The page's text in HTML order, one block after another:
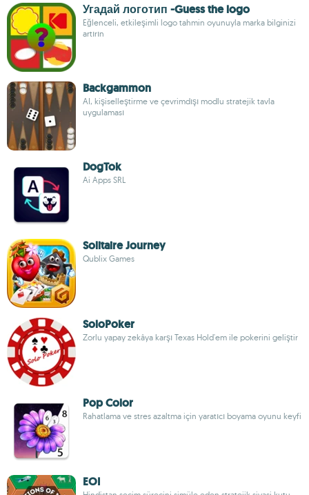
Угадай логотип -Guess the logo
Eğlenceli, etkileşimli logo tahmin oyunuyla marka bilginizi
artırın
Backgammon
AI, kişiselleştirme ve çevrimdışı modlu stratejik tavla
uygulaması
DogTok
Ai Apps SRL
Solitaire Journey
Qublix Games
SoloPoker
Zorlu yapay zekâya karşı Texas Hold'em ile pokerini geliştir
Pop Color
Rahatlama ve stres azaltma için yaratıcı boyama oyunu keyfi
EOI